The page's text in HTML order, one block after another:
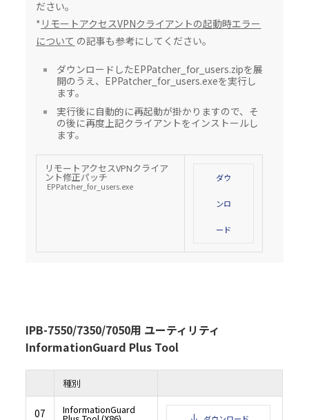
ださい。
* リモートアクセスVPNクライアントの起動時エラー
について の記事も参考にしてください。
ダウンロードしたEPPatcher_for_users.zipを展
開のうえ、EPPatcher_for_users.exeを実行し
ます。
実行後に自動的に再起動が掛かりますので、そ
の後に再度上記クライアントをインストールし
ます。
リモートアクセスVPNクライア
ント修正パッチ
EPPatcher_for_users.exe
ダウ
ンロ
ード
IPB-7550/7350/7050用 ユーティリティ
InformationGuard Plus Tool
種別
07 InformationGuard